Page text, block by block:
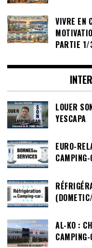
VIVRE EN
PARTIE 1/
LOUER
YESCAPA
EURO-
CAMPING-
AL-KO :
CAMPING-